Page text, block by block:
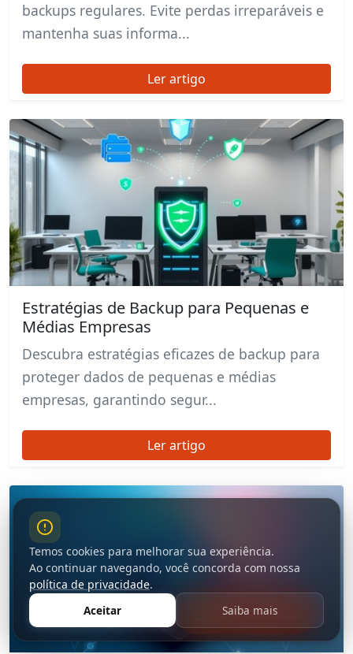
Fale Conosco
backups regulares. Evite perdas irreparáveis e
mantenha suas informa...
Ler artigo
Estratégias de Backup para Pequenas e
Médias Empresas
Descubra estratégias eficazes de backup para
proteger dados de pequenas e médias
empresas, garantindo segur...
Ler artigo
Temos cookies para melhorar sua experiência.
Ao continuar navegando, você concorda com nossa
política de privacidade.
Aceitar
Saiba mais